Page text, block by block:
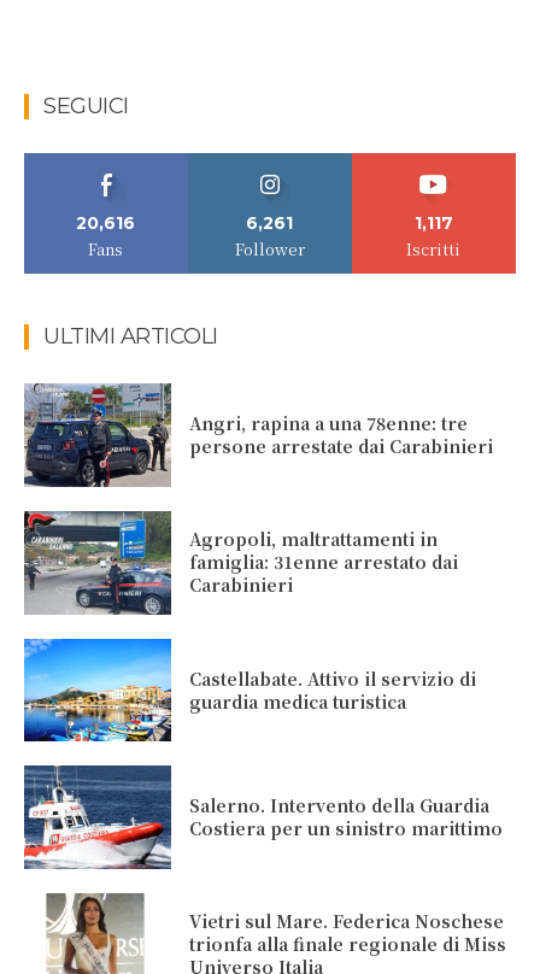
SEGUICI
20,616
Fans
6,261
Follower
1,117
Iscritti
ULTIMI ARTICOLI
Angri, rapina a una 78enne: tre
persone arrestate dai Carabinieri
Agropoli, maltrattamenti in
famiglia: 31enne arrestato dai
Carabinieri
Castellabate. Attivo il servizio di
guardia medica turistica
Salerno. Intervento della Guardia
Costiera per un sinistro marittimo
Vietri sul Mare. Federica Noschese
trionfa alla finale regionale di Miss
Universo Italia